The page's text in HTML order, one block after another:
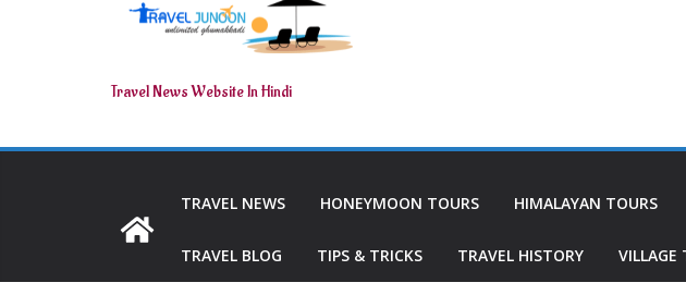
Travel News Website In Hindi
TRAVEL NEWS HONEYMOON TOURS HIMALAYAN TOURS
TRAVEL BLOG TIPS & TRICKS TRAVEL HISTORY VILLAGE